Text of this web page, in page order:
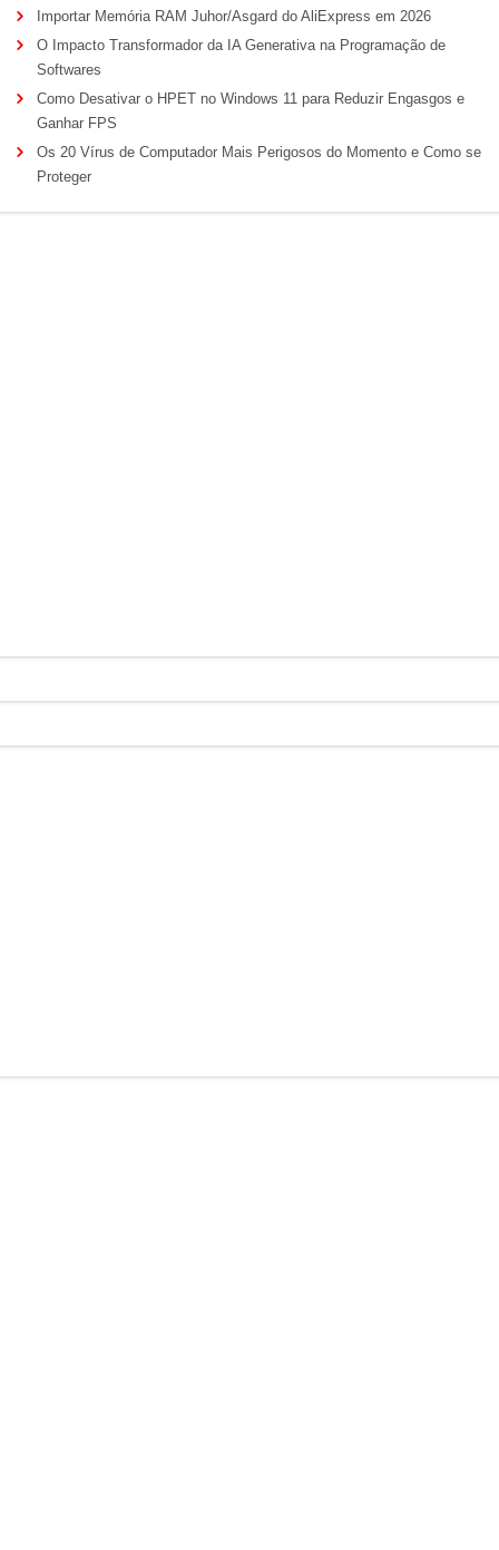
Importar Memória RAM Juhor/Asgard do AliExpress em 2026
O Impacto Transformador da IA Generativa na Programação de
Softwares
Como Desativar o HPET no Windows 11 para Reduzir Engasgos e
Ganhar FPS
Os 20 Vírus de Computador Mais Perigosos do Momento e Como se
Proteger